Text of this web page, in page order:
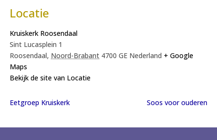
Locatie
Kruiskerk Roosendaal
Sint Lucasplein 1
Roosendaal, Noord-Brabant 4700 GE Nederland + Google
Maps
Bekijk de site van Locatie
Eetgroep Kruiskerk Soos voor ouderen